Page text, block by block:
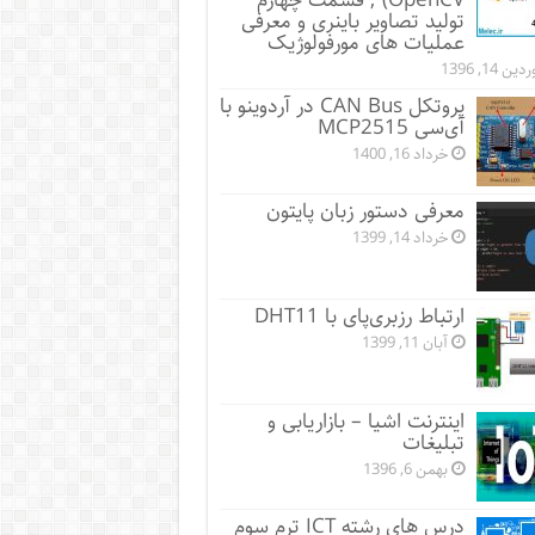
تولید تصاویر باینری و معرفی
عملیات های مورفولوژیک
14, 1396
پروتکل CAN Bus در آردوینو با
آی‌سی MCP2515
خرداد 16, 1400
معرفی دستور زبان پایتون
خرداد 14, 1399
ارتباط رزبری‌پای با DHT11
آبان 11, 1399
اینترنت اشیا – بازاریابی و
تبلیغات
بهمن 6, 1396
درس های رشته ICT ترم سوم